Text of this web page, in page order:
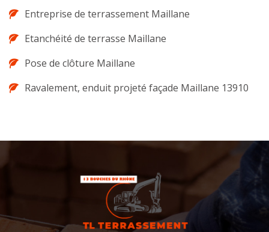
Entreprise de terrassement Maillane
Etanchéité de terrasse Maillane
Pose de clôture Maillane
Ravalement, enduit projeté façade Maillane 13910